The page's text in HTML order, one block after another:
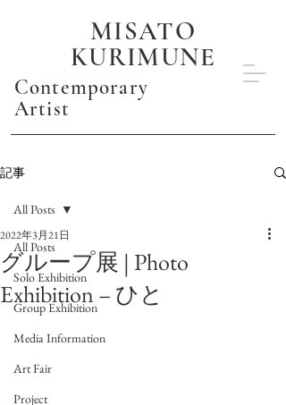
MISATO
KURIMUNE
Contemporary
Artist
記事
All Posts
Solo Exhibition
Group Exhibition
Media Information
Art Fair
Project
All Posts
グループ展 | Photo
Exhibition – ひと
2022年3月21日